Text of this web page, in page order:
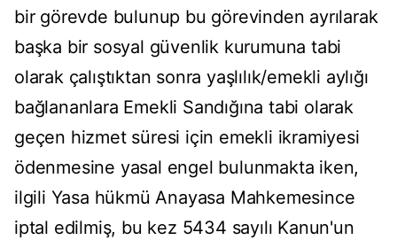
bir görevde bulunup bu görevinden ayrılarak
başka bir sosyal güvenlik kurumuna tabi
olarak çalıştıktan sonra yaşlılık/emekli aylığı
bağlananlara Emekli Sandığına tabi olarak
geçen hizmet süresi için emekli ikramiyesi
ödenmesine yasal engel bulunmakta iken,
ilgili Yasa hükmü Anayasa Mahkemesince
iptal edilmiş, bu kez 5434 sayılı Kanun'un